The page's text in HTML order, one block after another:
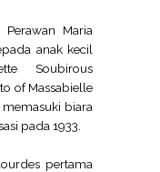
Maria
anak kecil
Soubirous
of Massabielle
biara
pada 1933.
pertama